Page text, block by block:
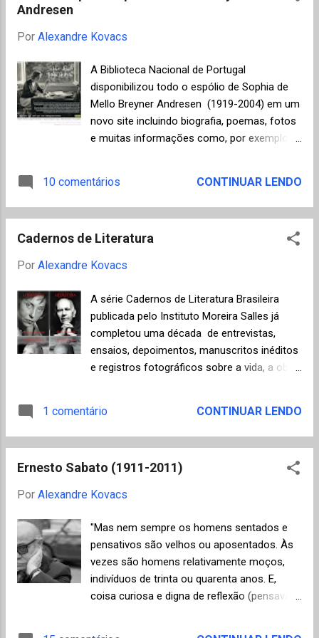
Janeiro, onde colaborou em jornais e
"Recordações do Escrivão Isaías Caminha" ,
foi parcialmente lançado em folhetim em
1907 e publicado como livro em Portugal em
1909. Em 1911 escreveu "Triste Fim de
Policarpo Quaresma" , também lançado em
Nacional, para tratamento do alcoolismo por
vezes depois em sanatórios, por crises
psiquiá...
Andresen
Por Alexandre Kovacs
A Biblioteca Nacional de Portugal
disponibilizou todo o espólio de Sophia de
Mello Breyner Andresen (1919-2004) em um
novo site incluindo biografia, poemas, fotos
e muitas informações como, por exemplo, o
mulher a ser agraciada com o Prêmio
Camões em 1999. «Comecei a escrever
de vento leste e Junho. Nela o fervor do
universo transbordava e eu não podia reter,
noite, fundir-me na noite. No gume da
perfeição, no imenso halo de luz azul e
transparente, no rouco da treva, na quase
palavra de murmúrio da brisa entre as
folhas, no íman da lua, no insondável
perfume das rosas, havia algo de pungente,
vento leste misturava extase e pânico…»
10 comentários CONTINUAR LENDO
Cadernos de Literatura
Por Alexandre Kovacs
A série Cadernos de Literatura Brasileira
publicada pelo Instituto Moreira Salles já
completou uma década de entrevistas,
ensaios, depoimentos, manuscritos inéditos
e registros fotográficos sobre a vida, a obra
divulgado no site do IMS que a série será
disponibilizada integralmente online. A cada
lançados poderão ser consultados
Clarice Lispector, Érico Veríssimo e Millôr
Fernandes. Como é bom poder publicar
essas postagens de utilidade pública!
1 comentário CONTINUAR LENDO
Ernesto Sabato (1911-2011)
Por Alexandre Kovacs
"Mas nem sempre os homens sentados e
pensativos são velhos ou aposentados. Às
vezes são homens relativamente moços,
indivíduos de trinta ou quarenta anos. E,
coisa curiosa e digna de reflexão (pensava